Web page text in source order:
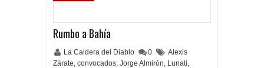
Rumbo a Bahía
La Caldera del Diablo 0
Alexis
Zárate, convocados, Jorge Almirón, Lunati,